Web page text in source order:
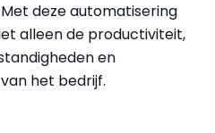
deze automatisering
alleen de productiviteit,
en
het bedrijf.